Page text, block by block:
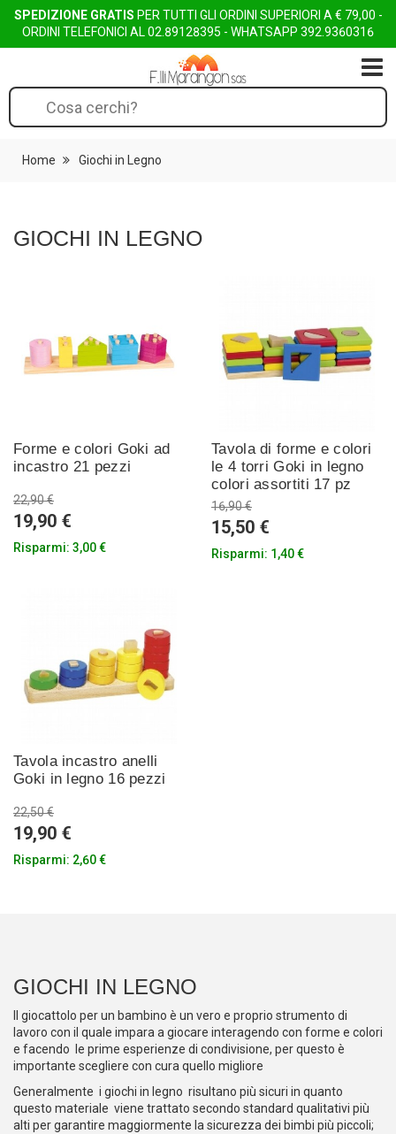
SPEDIZIONE GRATIS PER TUTTI GLI ORDINI SUPERIORI A € 79,00 -
ORDINI TELEFONICI AL 02.89128395 - WHATSAPP 392.9360316
Home Giochi in Legno
GIOCHI IN LEGNO
Forme e colori Goki ad
incastro 21 pezzi
22,90 €
19,90 €
Risparmi: 3,00 €
Tavola di forme e colori
le 4 torri Goki in legno
colori assortiti 17 pz
16,90 €
15,50 €
Risparmi: 1,40 €
Tavola incastro anelli
Goki in legno 16 pezzi
22,50 €
19,90 €
Risparmi: 2,60 €
GIOCHI IN LEGNO
Il giocattolo per un bambino è un vero e proprio strumento di
lavoro con il quale impara a giocare interagendo con forme e colori
e facendo le prime esperienze di condivisione, per questo è
importante scegliere con cura quello migliore
Generalmente i giochi in legno risultano più sicuri in quanto
questo materiale viene trattato secondo standard qualitativi più
alti per garantire maggiormente la sicurezza dei bimbi più piccoli;